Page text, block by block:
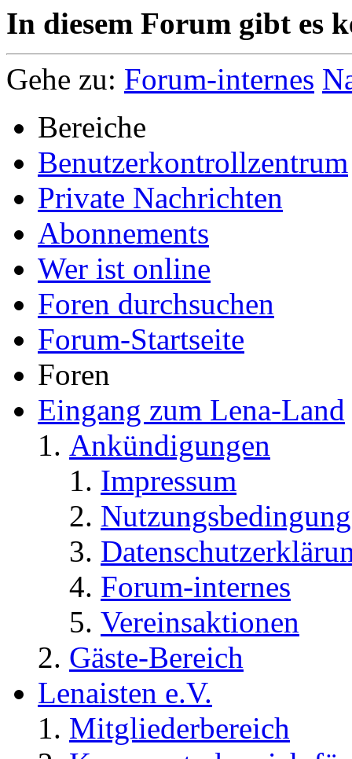
In diesem Forum gibt es
Gehe zu: Forum-internes
Bereiche
Benutzerkontrollzentrum
Private Nachrichten
Abonnements
Wer ist online
Foren durchsuchen
Forum-Startseite
Foren
Eingang zum Lena-Land
Ankündigungen
Impressum
Forum-internes
Vereinsaktionen
Gäste-Bereich
Lenaisten e.V.
Mitgliederbereich